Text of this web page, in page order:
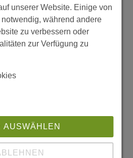
unserer Website. Einige von
während andere
zu verbessern oder
zur Verfügung zu
AUSWÄHLEN